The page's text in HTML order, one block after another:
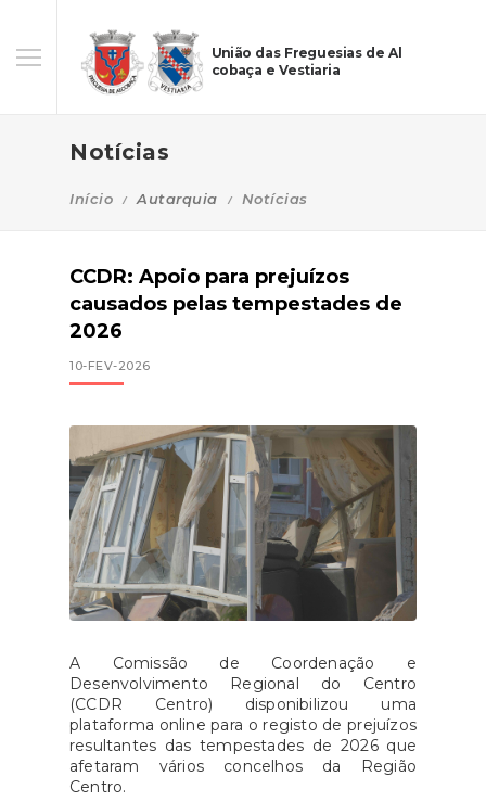
União das Freguesias de Al
cobaça e Vestiaria
Notícias
Início Autarquia Notícias
CCDR: Apoio para prejuízos
causados pelas tempestades de
2026
10-FEV-2026
A Comissão de Coordenação e
Desenvolvimento Regional do Centro
(CCDR Centro) disponibilizou uma
plataforma online para o registo de prejuízos
resultantes das tempestades de 2026 que
afetaram vários concelhos da Região
Centro.